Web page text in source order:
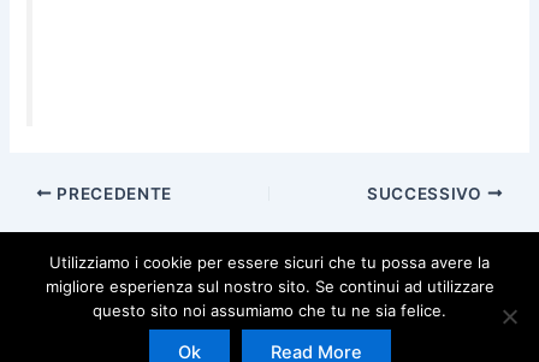
PRECEDENTE SUCCESSIVO
Copyright © 2026 | Powered byTema WordPress Astra
Utilizziamo i cookie per essere sicuri che tu possa avere la
migliore esperienza sul nostro sito. Se continui ad utilizzare
questo sito noi assumiamo che tu ne sia felice.
Ok Read More